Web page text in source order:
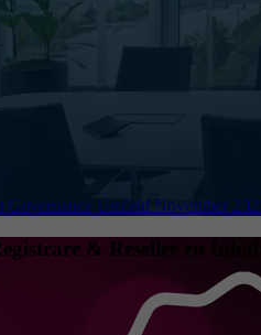
Umfeld November
& Reseller zu